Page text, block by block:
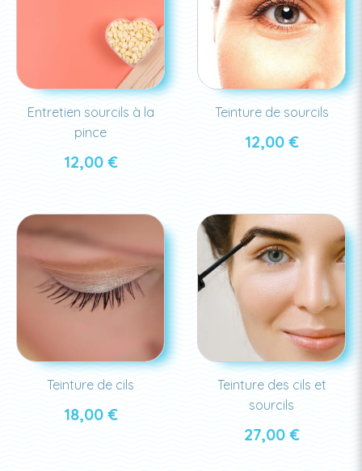
Entretien sourcils à la
pince
12,00€
Teinture de sourcils
12,00€
Teinture de cils
18,00€
Teinture des cils et
sourcils
27,00€